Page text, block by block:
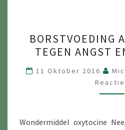
EN
BORSTVOEDING
TEGEN ANGST
11 Oktober 2016
Wondermiddel oxytocine